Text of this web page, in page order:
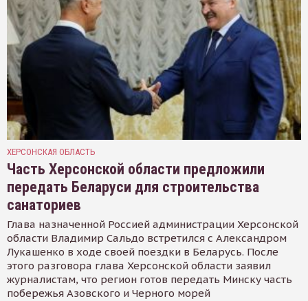
ХЕРСОНСКАЯ ОБЛАСТЬ
Часть Херсонской области предложили
передать Беларуси для строительства
санаториев
Глава назначенной Россией администрации Херсонской
области Владимир Сальдо встретился с Александром
Лукашенко в ходе своей поездки в Беларусь. После
этого разговора глава Херсонской области заявил
журналистам, что регион готов передать Минску часть
побережья Азовского и Черного морей